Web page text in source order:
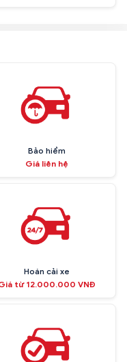
Bảo hiểm
Giá liên hệ
Hoán cải xe
từ 12.000.000 VNĐ